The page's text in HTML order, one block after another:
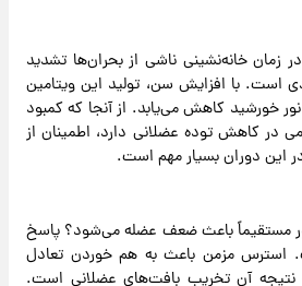
زمان خانه‌نشینی ناشی از بحران‌ها تشدید
است. با افزایش سن، تولید این ویتامین
خورشید کاهش می‌یابد. از آنجا که کمبود
در کاهش توده عضلانی دارد، اطمینان از
این دوران بسیار مهم است.
مستقیماً باعث ضعف عضله می‌شود؟ پاسخ
استرس مزمن باعث به هم خوردن تعادل
آن تخریب بافت‌های عضلانی است.